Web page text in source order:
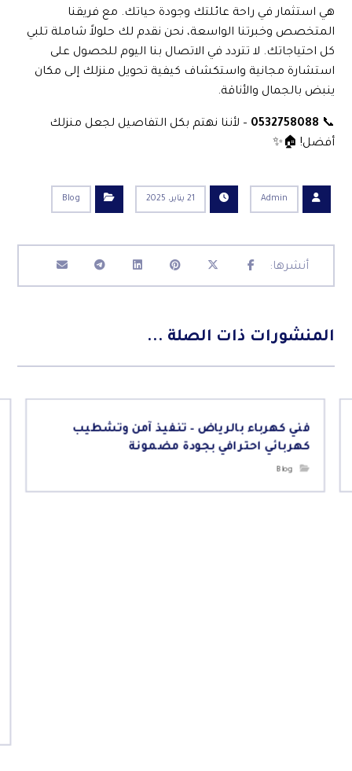
هي استثمار في راحة عائلتك وجودة حياتك. مع فريقنا
المتخصص وخبرتنا الواسعة، نحن نقدم لك حلولاً شاملة تلبي
كل احتياجاتك. لا تتردد في الاتصال بنا اليوم للحصول على
استشارة مجانية واستكشاف كيفية تحويل منزلك إلى مكان
ينبض بالجمال والأناقة.
📞
0532758088 – لأننا نهتم بكل التفاصيل لجعل منزلك
أفضل! 🏠✨
Admin 21 يناير، 2025 Blog
المنشورات ذات الصلة ...
فني كهرباء بالرياض – تنفيذ آمن وتشطيب
كهربائي احترافي بجودة مضمونة
Blog